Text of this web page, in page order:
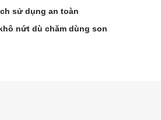
sử dụng an toàn
nứt dù chăm dùng son